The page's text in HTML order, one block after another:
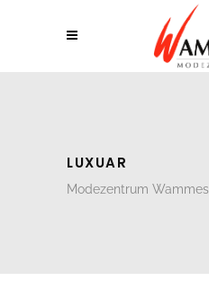
LUXUAR
Modezentrum Wammes